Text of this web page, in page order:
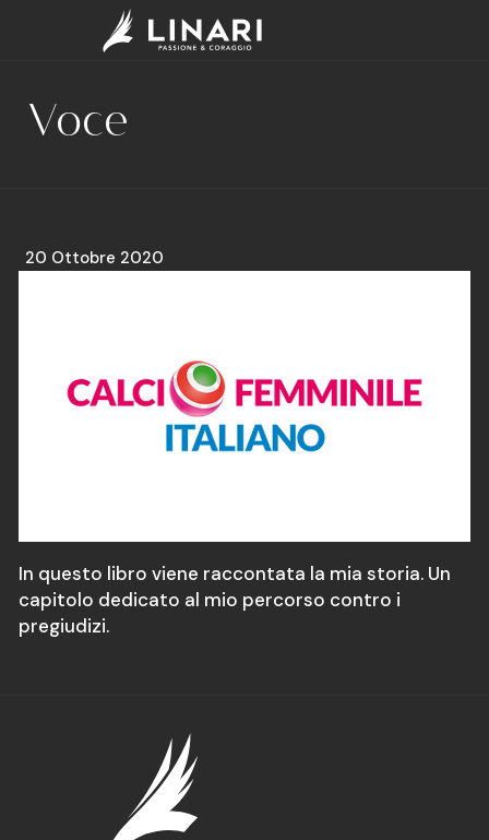
Voce
20 Ottobre 2020
In questo libro viene raccontata la mia storia. Un
capitolo dedicato al mio percorso contro i
pregiudizi.